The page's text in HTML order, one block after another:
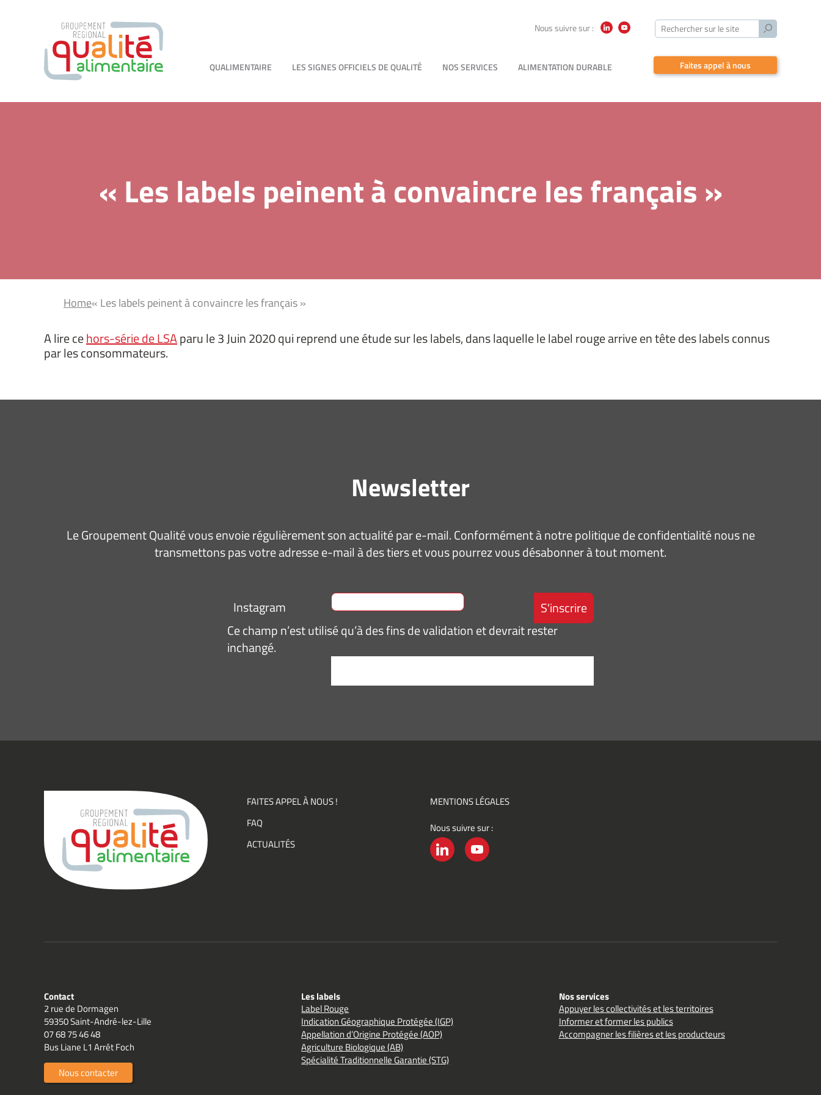
Nous suivre sur :
Rechercher sur le site
Lancer
recherche
QUALIMENTAIRE LES SIGNES OFFICIELS DE QUALITÉ NOS SERVICES ALIMENTATION DURABLE Faites appel à nous
« Les labels peinent à convaincre les français »
Home« Les labels peinent à convaincre les français »
A lire cehors-série de LSAparu le 3 Juin 2020 qui reprend une étude sur les labels, dans laquelle le label rouge arrive en tête des labels connus
par les consommateurs.
Newsletter
Le Groupement Qualité vous envoie régulièrement son actualité par e-mail. Conformément à notre politique de confidentialité nous ne
transmettons pas votre adresse e-mail à des tiers et vous pourrez vous désabonner à tout moment.
Instagram
Ce champ n’est utilisé qu’à des fins de validation et devrait rester
inchangé.
recevoir des
événements)
Groupement
Qualité
FAITES APPEL À NOUS !
FAQ
ACTUALITÉS
MENTIONS LÉGALES
Nous suivre sur :
Contact
2 rue de Dormagen
59350 Saint-André-lez-Lille
07 68 75 46 48
Bus Liane L1 Arrêt Foch
Nous contacter
Les labels
Label Rouge
Indication Géographique Protégée (IGP)
Appellation d’Origine Protégée (AOP)
Agriculture Biologique (AB)
Spécialité Traditionnelle Garantie (STG)
Nos services
Appuyer les collectivités et les territoires
Informer et former les publics
Accompagner les filières et les producteurs